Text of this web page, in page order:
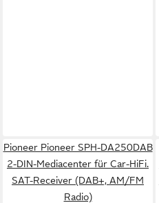
Pioneer Pioneer SPH-DA250DAB
2-DIN-Mediacenter für Car-HiFi.
SAT-Receiver (DAB+, AM/FM
Radio)